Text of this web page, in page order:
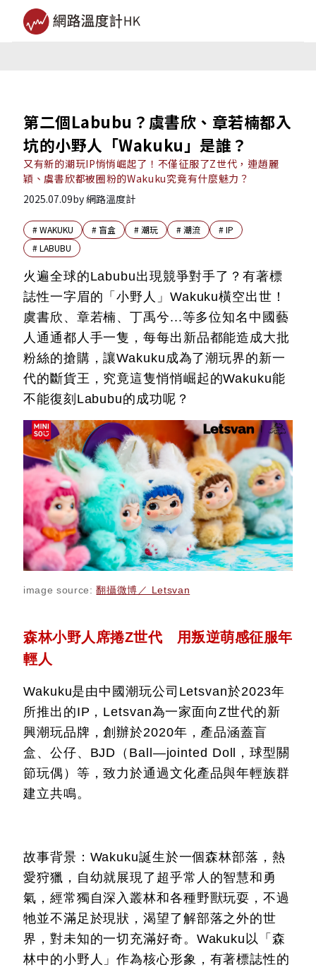
第二個Labubu？虞書欣、章若楠都入
坑的小野人「Wakuku」是誰？
又有新的潮玩IP悄悄崛起了！不僅征服了Z世代，連趙麗
穎、虞書欣都被圈粉的Wakuku究竟有什麼魅力？
2025.07.09by網路溫度計
#WAKUKU #盲盒 #潮玩 #潮流 #IP
#LABUBU
火遍全球的Labubu出現競爭對手了？有著標
誌性一字眉的「小野人」Wakuku橫空出世！
虞書欣、章若楠、丁禹兮...等多位知名中國藝
人通通都人手一隻，每每出新品都能造成大批
粉絲的搶購，讓Wakuku成為了潮玩界的新一
代的斷貨王，究竟這隻悄悄崛起的Wakuku能
不能復刻Labubu的成功呢？
image source:翻攝微博／ Letsvan
森林小野人席捲Z世代 用叛逆萌感征服年
輕人
Wakuku是由中國潮玩公司Letsvan於2023年
所推出的IP，Letsvan為一家面向Z世代的新
興潮玩品牌，創辦於2020年，產品涵蓋盲
盒、公仔、BJD（Ball—jointed Doll，球型關
節玩偶）等，致力於通過文化產品與年輕族群
建立共鳴。
故事背景：Wakuku誕生於一個森林部落，熱
愛狩獵，自幼就展現了超乎常人的智慧和勇
氣，經常獨自深入叢林和各種野獸玩耍，不過
牠並不滿足於現狀，渴望了解部落之外的世
界，對未知的一切充滿好奇。Wakuku以「森
林中的小野人」作為核心形象，有著標誌性的